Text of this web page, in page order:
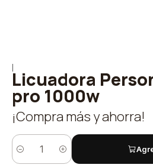
Licuadora
pro 1000w
¡Compra más y ahorra!
Cantidad